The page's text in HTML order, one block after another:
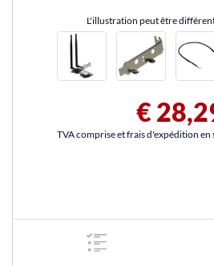
L'illustration peut être
€
TVA comprise et frais d'expédition en